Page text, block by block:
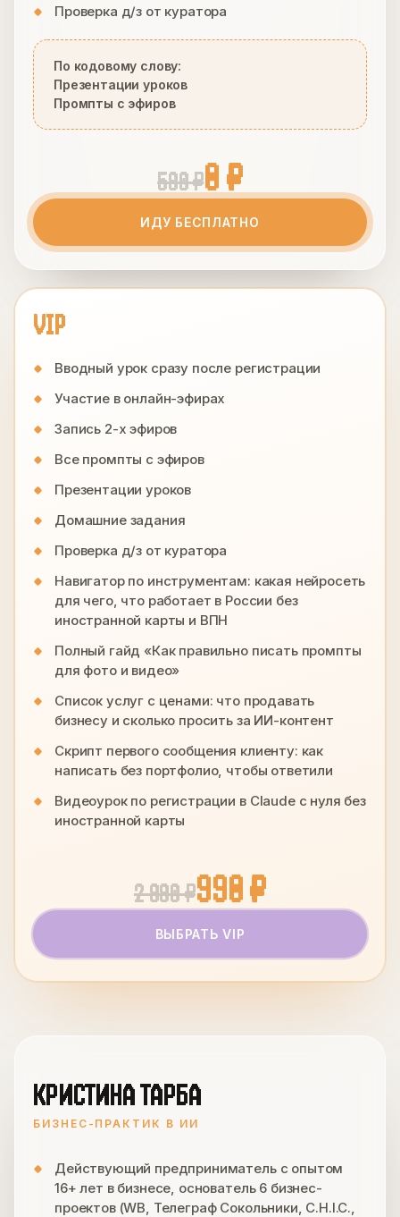
Проверка д/з от куратора
По кодовому слову:
Презентации уроков
Промпты с эфиров
590 ₽0 ₽
ИДУ БЕСПЛАТНО
VIP
Вводный урок сразу после регистрации
Участие в онлайн-эфирах
Запись 2-х эфиров
Все промпты с эфиров
Презентации уроков
Домашние задания
Проверка д/з от куратора
Навигатор по инструментам: какая нейросеть
для чего, что работает в России без
иностранной карты и ВПН
Полный гайд «Как правильно писать промпты
для фото и видео»
Список услуг с ценами: что продавать
бизнесу и сколько просить за ИИ-контент
Скрипт первого сообщения клиенту: как
написать без портфолио, чтобы ответили
Видеоурок по регистрации в Claude с нуля без
иностранной карты
2 990 ₽990 ₽
ВЫБРАТЬ VIP
КРИСТИНА ТАРБА
БИЗНЕС-ПРАКТИК В ИИ
Действующий предприниматель с опытом
16+ лет в бизнесе, основатель 6 бизнес-
проектов (WB, Телеграф Сокольники, C.H.I.C.,